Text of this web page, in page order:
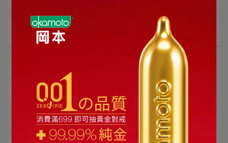
品牌訊息
手機放下來的那一刻